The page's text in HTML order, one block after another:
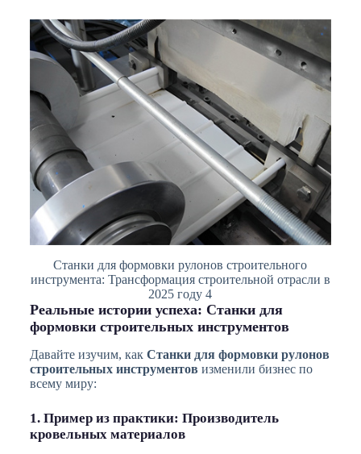
Станки для формовки рулонов строительного
инструмента: Трансформация строительной отрасли в
2025 году 4
Реальные истории успеха: Станки для
формовки строительных инструментов
Давайте изучим, как Станки для формовки рулонов
строительных инструментов изменили бизнес по
всему миру:
1. Пример из практики: Производитель
кровельных материалов